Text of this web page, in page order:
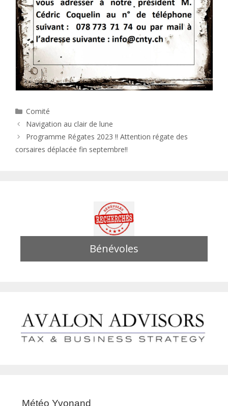
Catégories
Comité
Navigation au clair de lune
Programme Régates 2023 !! Attention régate des
corsaires déplacée fin septembre!!
Bénévoles